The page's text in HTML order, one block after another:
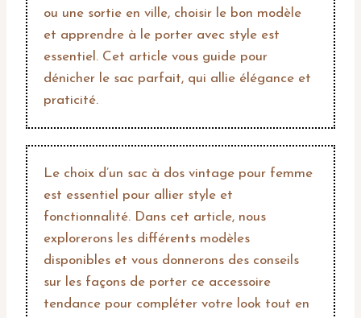
ou une sortie en ville, choisir le bon modèle
et apprendre à le porter avec style est
essentiel. Cet article vous guide pour
dénicher le sac parfait, qui allie élégance et
praticité.
Le choix d’un sac à dos vintage pour femme
est essentiel pour allier style et
fonctionnalité. Dans cet article, nous
explorerons les différents modèles
disponibles et vous donnerons des conseils
sur les façons de porter ce accessoire
tendance pour compléter votre look tout en